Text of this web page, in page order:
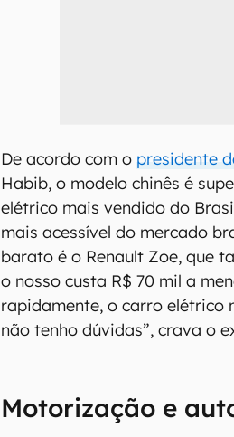
De acordo com o presidente
Habib, o modelo chinês é
elétrico mais vendido do
mais acessível do mercado
barato é o Renault Zoe, que
o nosso custa R$ 70 mil a
rapidamente, o carro elétrico
não tenho dúvidas”, crava o
Motorização e